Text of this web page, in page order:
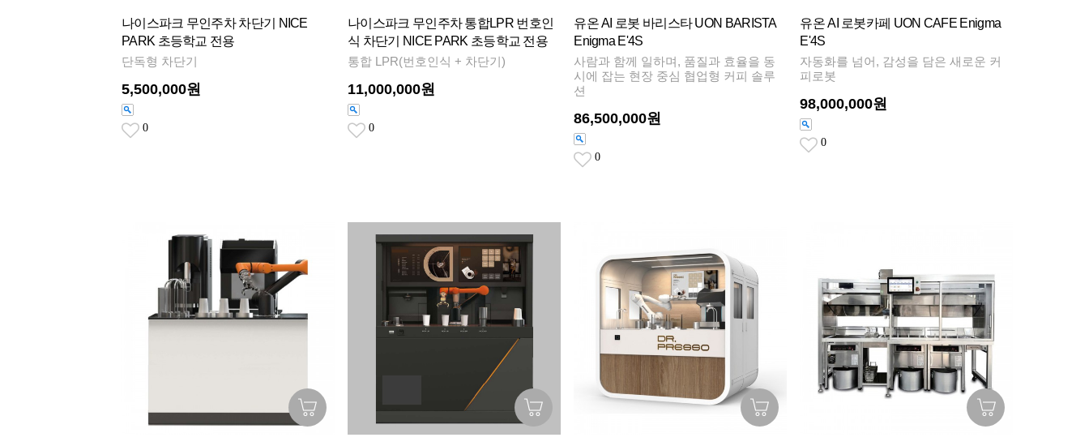
나이스파크 무인주차 차단기 NICE
PARK 초등학교 전용
단독형 차단기
5,500,000원
0
나이스파크 무인주차 통합LPR 번호인
식 차단기 NICE PARK 초등학교 전용
통합 LPR(번호인식 + 차단기)
11,000,000원
0
유온 AI 로봇 바리스타 UON BARISTA
Enigma E'4S
사람과 함께 일하며, 품질과 효율을 동
시에 잡는 현장 중심 협업형 커피 솔루
션
86,500,000원
0
유온 AI 로봇카페 UON CAFE Enigma
E'4S
자동화를 넘어, 감성을 담은 새로운 커
피로봇
98,000,000원
0